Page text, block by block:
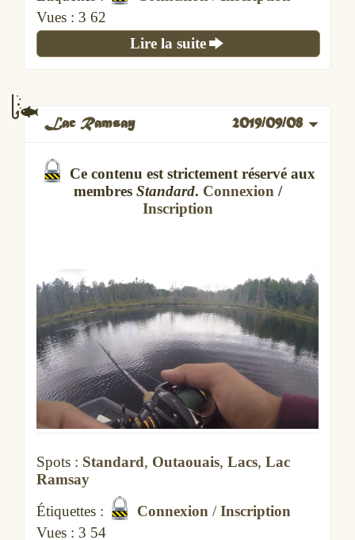
Vues : 10 192
Lire la suite
Lac Ramsay 2019/09/08
Ce contenu est strictement réservé aux
membres Standard. Connexion/
Inscription
Spots : Standard, Outaouais, Lacs, Lac
Ramsay
Étiquettes :
Connexion /Inscription
Vues : 11 164